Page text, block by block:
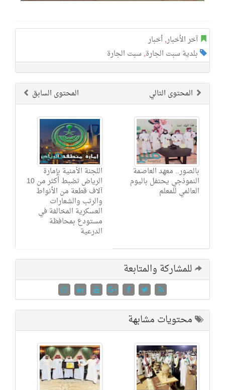
آخر الأخبار,أخبار
بلدية سبت الجارة, سبت الجارة
المحتوى السابق المحتوى التالي
اللجنة الأمنية بإمارة
الرياض تضبط أكثر من 10
آلاف قطعة من الأنواط
والرتب والشعارات
العسكرية المخالفة في
مستودع بمحافظة
الدرعية
بالصور.. معهد العاصمة
النموذجي يحتفل باليوم
العالمي للمعلم
للمشاركة والمتابعة
محتويات مشابهة